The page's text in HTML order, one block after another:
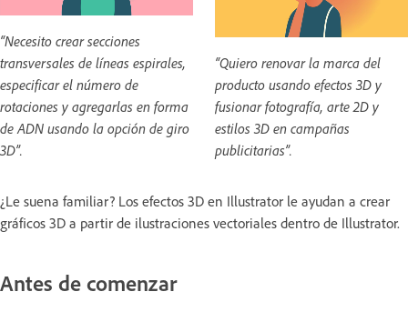
“Necesito crear secciones
transversales de líneas espirales,
especificar el número de
rotaciones y agregarlas en forma
de ADN usando la opción de giro
3D”.
“Quiero renovar la marca del
producto usando efectos 3D y
fusionar fotografía, arte 2D y
estilos 3D en campañas
publicitarias”.
¿Le suena familiar? Los efectos 3D en Illustrator le ayudan a crear
gráficos 3D a partir de ilustraciones vectoriales dentro de Illustrator.
Antes de comenzar